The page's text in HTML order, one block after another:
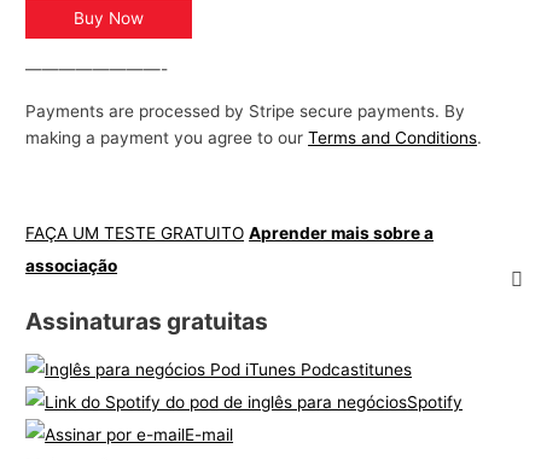
Buy Now
————————-
Payments are processed by Stripe secure payments. By
making a payment you agree to ourTerms and Conditions.
FAÇA UM TESTE GRATUITO Aprender mais sobre a
associação
Assinaturas gratuitas
itunes
Spotify
E-mail